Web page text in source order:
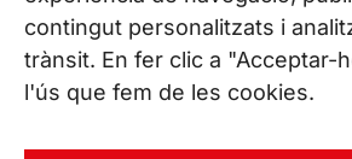
contingut personalitzats i
trànsit. En fer clic a "Acceptar-
l'ús que fem de les cookies.
CONTACTA’NS
Tel. (+34) 937 882 300